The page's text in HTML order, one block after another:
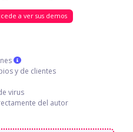
a ver sus demos
y de clientes
virus
del autor